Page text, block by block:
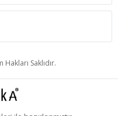
Saklıdır.